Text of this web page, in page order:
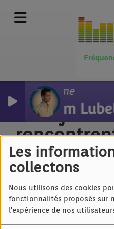
Les
collectons
Nous utilisons des cookies
fonctionnalités proposés sur
l'expérience de nos
La Flamme
William
Trois